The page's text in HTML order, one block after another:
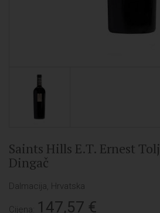
Saints Hills E.T. Ernest Tolj
Dingač
Dalmacija, Hrvatska
Cijena: 147,57 €